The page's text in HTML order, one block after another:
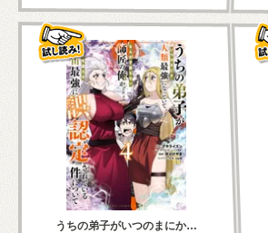
うちの弟子がいつのまにか…